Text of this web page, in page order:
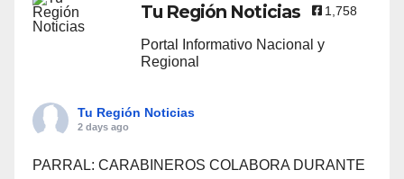
Tu Región Noticias 1,758
Portal Informativo Nacional y
Regional
Tu Región Noticias
2 days ago
PARRAL: CARABINEROS COLABORA DURANTE